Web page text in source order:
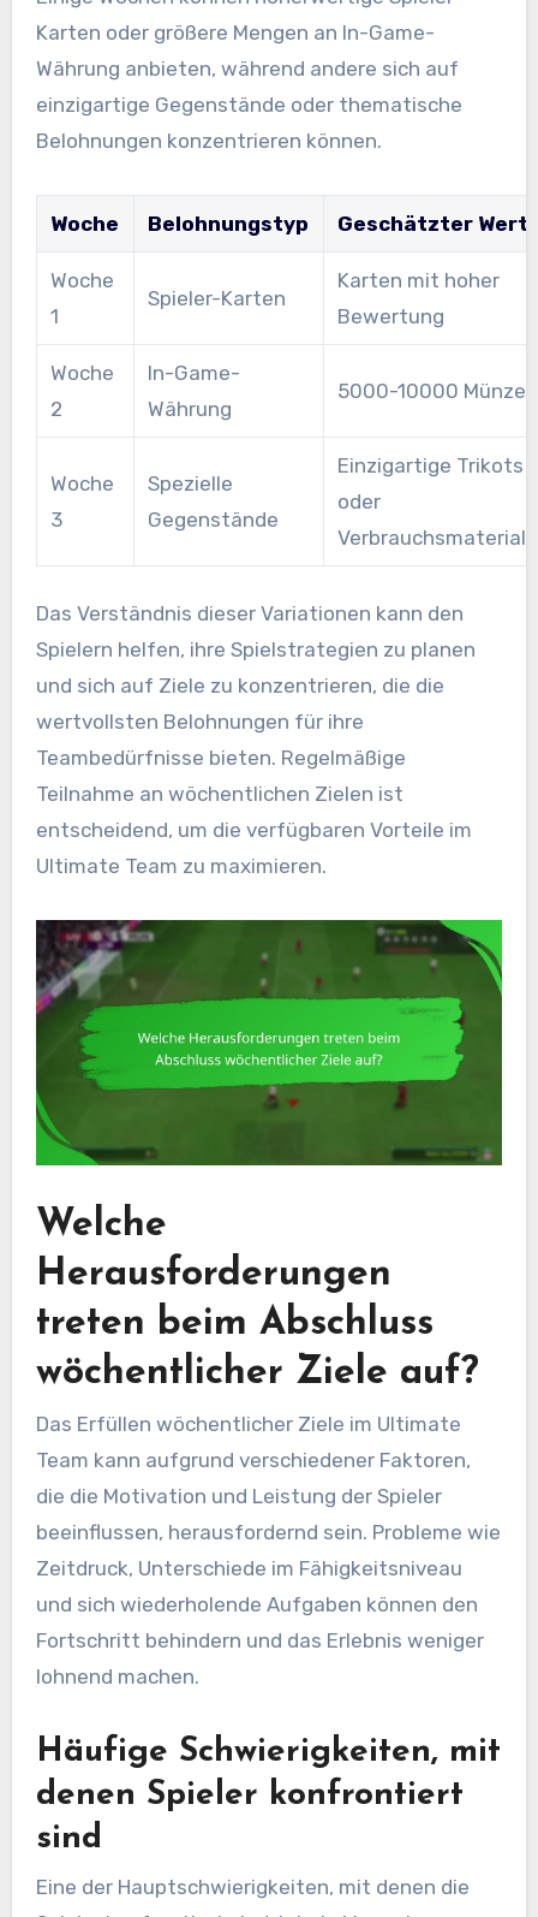
Karten oder größere Mengen an In-Game-
Währung anbieten, während andere sich auf
einzigartige Gegenstände oder thematische
Belohnungen konzentrieren können.
Woche Belohnungstyp Geschätzter Wert
Woche
1
Spieler-Karten
Karten mit hoher
Bewertung
Woche
2
In-Game-
Währung
5000-10000 Münzen
Woche
3
Spezielle
Gegenstände
Einzigartige Trikots
oder
Das Verständnis dieser Variationen kann den
Spielern helfen, ihre Spielstrategien zu planen
und sich auf Ziele zu konzentrieren, die die
wertvollsten Belohnungen für ihre
Teambedürfnisse bieten. Regelmäßige
Teilnahme an wöchentlichen Zielen ist
entscheidend, um die verfügbaren Vorteile im
Ultimate Team zu maximieren.
Welche
Herausforderungen
treten beim Abschluss
wöchentlicher Ziele auf?
Das Erfüllen wöchentlicher Ziele im Ultimate
Team kann aufgrund verschiedener Faktoren,
die die Motivation und Leistung der Spieler
beeinflussen, herausfordernd sein. Probleme wie
Zeitdruck, Unterschiede im Fähigkeitsniveau
und sich wiederholende Aufgaben können den
Fortschritt behindern und das Erlebnis weniger
lohnend machen.
Häufige Schwierigkeiten, mit
denen Spieler konfrontiert
sind
Eine der Hauptschwierigkeiten, mit denen die